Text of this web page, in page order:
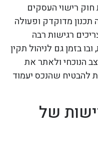
רישוי העסקים
2025 מצריכה תכנון מדוקדק ופעולה
רגישות רבה
בזמן גם לניהול תקין
הנוכחי ולאתר את
להבטיח שהנכס יעמוד
של